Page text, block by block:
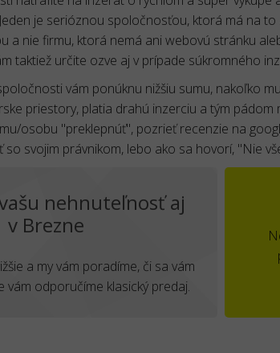
je serióznou spoločnosťou, ktorá má na
a nie firmu, ktorá nemá ani webovú stránku
taktiež určite ozve aj v prípade súkromného
vám ponúknu nižšiu sumu, nakoľko
priestory, platia drahú inzerciu a tým pádom
osobu "preklepnúť", pozrieť recenzie na
svojim právnikom, lebo ako sa hovorí, "Nie
nehnuteľnosť aj
v Brezne
a my vám poradíme, či sa vám
vám odporučíme klasický predaj.